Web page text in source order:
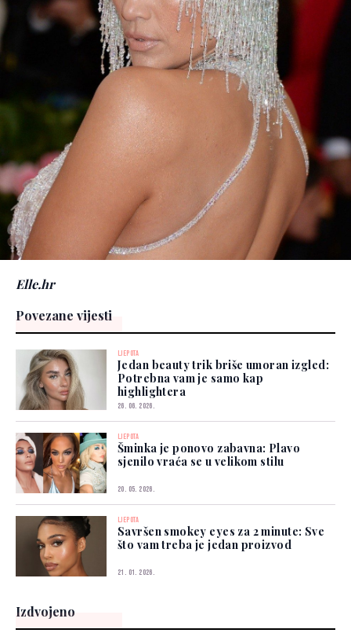
Elle.hr
Povezane vijesti
LJEPOTA
Jedan beauty trik briše umoran izgled:
Potrebna vam je samo kap
highlightera
26. 06. 2026.
LJEPOTA
Šminka je ponovo zabavna: Plavo
sjenilo vraća se u velikom stilu
20. 05. 2026.
LJEPOTA
Savršen smokey eyes za 2 minute: Sve
što vam treba je jedan proizvod
21. 01. 2026.
Izdvojeno